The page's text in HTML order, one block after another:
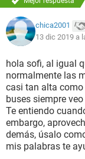
chica2001
13 dic 2019 a
hola sofi, al igual
normalmente las
casi tan alta
buses siempre
Te entiendo
embargo,
demás, úsalo
mis palabras te